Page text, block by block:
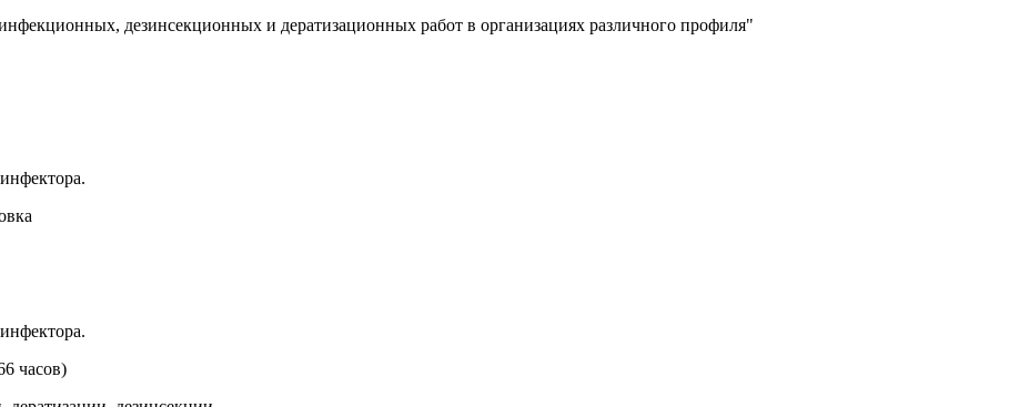
дезинсекционных и дератизационных работ в организациях различного профиля"
часов)